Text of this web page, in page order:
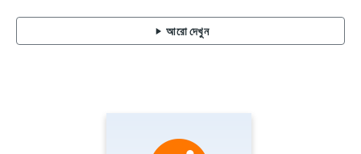
আরো দেখুন